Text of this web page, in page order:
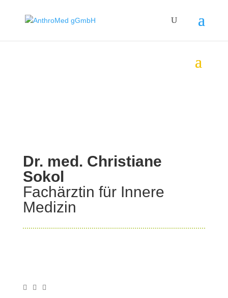
Dr. med. Christiane
Sokol
Fachärztin für Innere
Medizin